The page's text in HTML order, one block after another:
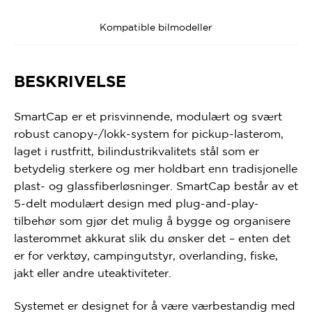
Kompatible bilmodeller
BESKRIVELSE
SmartCap er et prisvinnende, modulært og svært
robust canopy-/lokk-system for pickup-lasterom,
laget i rustfritt, bilindustrikvalitets stål som er
betydelig sterkere og mer holdbart enn tradisjonelle
plast- og glassfiberløsninger. SmartCap består av et
5-delt modulært design med plug-and-play-
tilbehør som gjør det mulig å bygge og organisere
lasterommet akkurat slik du ønsker det – enten det
er for verktøy, campingutstyr, overlanding, fiske,
jakt eller andre uteaktiviteter.
Systemet er designet for å være værbestandig med